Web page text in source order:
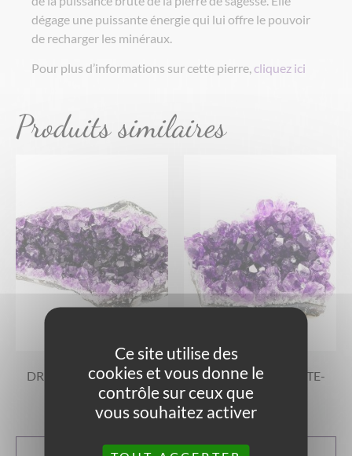
dégage une puissante énergie qui lui offre le pouvoir
de recharger les minéraux.
Pour plus d’informations sur cette pierre,cliquez ici
Produits similaires
DRUSE D’AMÉTHYSTE-
202G
30,00€
AJOUTER AU
DRUSE D’AMÉTHYSTE-
144G
25,00
AJOUTER AU
Ce site utilise des
cookies et vous donne le
contrôle sur ceux que
vous souhaitez activer